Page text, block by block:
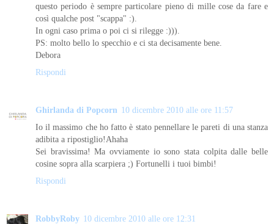
questo periodo è sempre particolare pieno di mille cose da fare e
così qualche post "scappa" :).
In ogni caso prima o poi ci si rilegge :))).
PS: molto bello lo specchio e ci sta decisamente bene.
Debora
Rispondi
Ghirlanda di Popcorn 10 dicembre 2010 alle ore 11:57
Io il massimo che ho fatto è stato pennellare le pareti di una stanza
adibita a ripostiglio!Ahaha
Sei bravissima! Ma ovviamente io sono stata colpita dalle belle
cosine sopra alla scarpiera ;) Fortunelli i tuoi bimbi!
Rispondi
RobbyRoby 10 dicembre 2010 alle ore 12:31